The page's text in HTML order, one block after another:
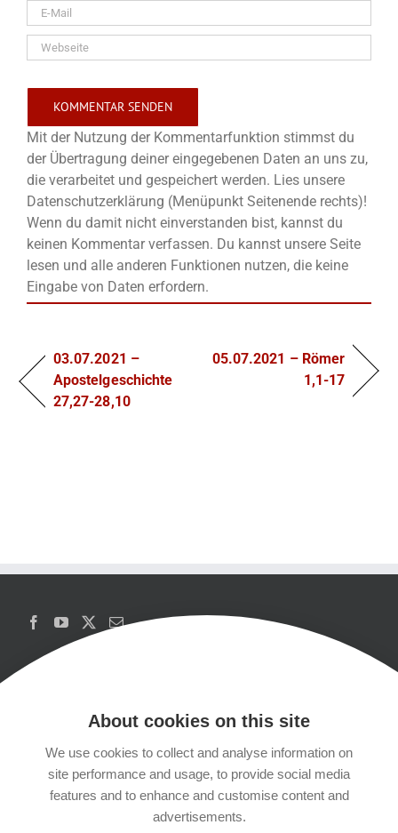
Mit der Nutzung der Kommentarfunktion stimmst du
der Übertragung deiner eingegebenen Daten an uns zu,
die verarbeitet und gespeichert werden. Lies unsere
Datenschutzerklärung (Menüpunkt Seitenende rechts)!
Wenn du damit nicht einverstanden bist, kannst du
keinen Kommentar verfassen. Du kannst unsere Seite
lesen und alle anderen Funktionen nutzen, die keine
Eingabe von Daten erfordern.
03.07.2021 –
Apostelgeschichte
27,27-28,10
05.07.2021 – Römer
1,1-17
Copyrights
Datenschutzerklärung
About cookies on this site
We use cookies to collect and analyse information on
site performance and usage, to provide social media
features and to enhance and customise content and
advertisements.